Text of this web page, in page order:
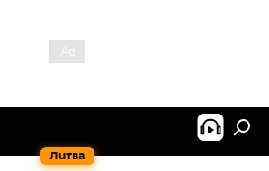
Литва